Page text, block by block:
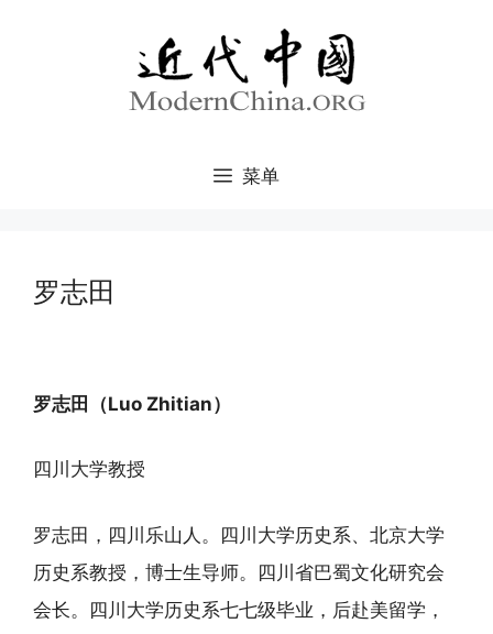
菜单
罗志田
罗志田（Luo Zhitian）
四川大学教授
罗志田，四川乐山人。四川大学历史系、北京大学
历史系教授，博士生导师。四川省巴蜀文化研究会
会长。四川大学历史系七七级毕业，后赴美留学，